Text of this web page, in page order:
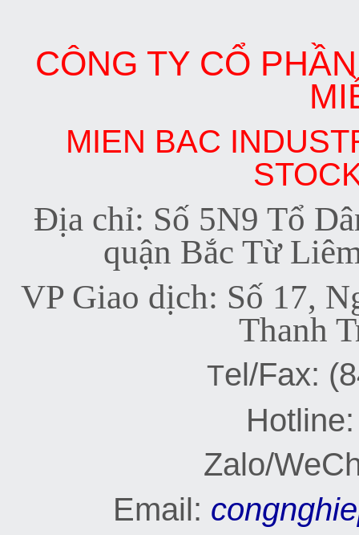
CÔNG TY CỔ
MIEN BAC
Địa chỉ: Số 5N9 Tổ
quận Bắc Từ
VP Giao dịch: Số 17,
Thanh
Tel/Fax:
Hotl
Zalo/
Email: